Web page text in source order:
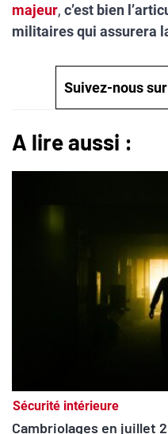
majeur, c’est bien
militaires qui assurera
Suivez-nous
A lire aussi :
Sécurité intérieure
Cambriolages en juillet